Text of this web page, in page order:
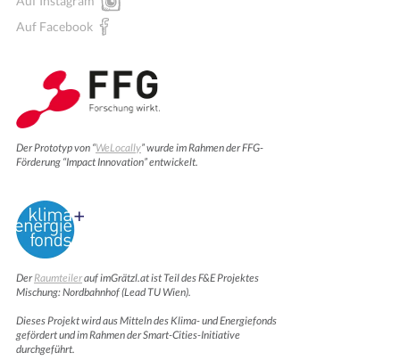
Auf Facebook
Der Prototyp von “WeLocally” wurde im Rahmen der FFG-
Förderung “Impact Innovation” entwickelt.
DerRaumteilerauf imGrätzl.at ist Teil des F&E Projektes
Mischung: Nordbahnhof (Lead TU Wien).
Dieses Projekt wird aus Mitteln des Klima- und Energiefonds
gefördert und im Rahmen der Smart-Cities-Initiative
durchgeführt.